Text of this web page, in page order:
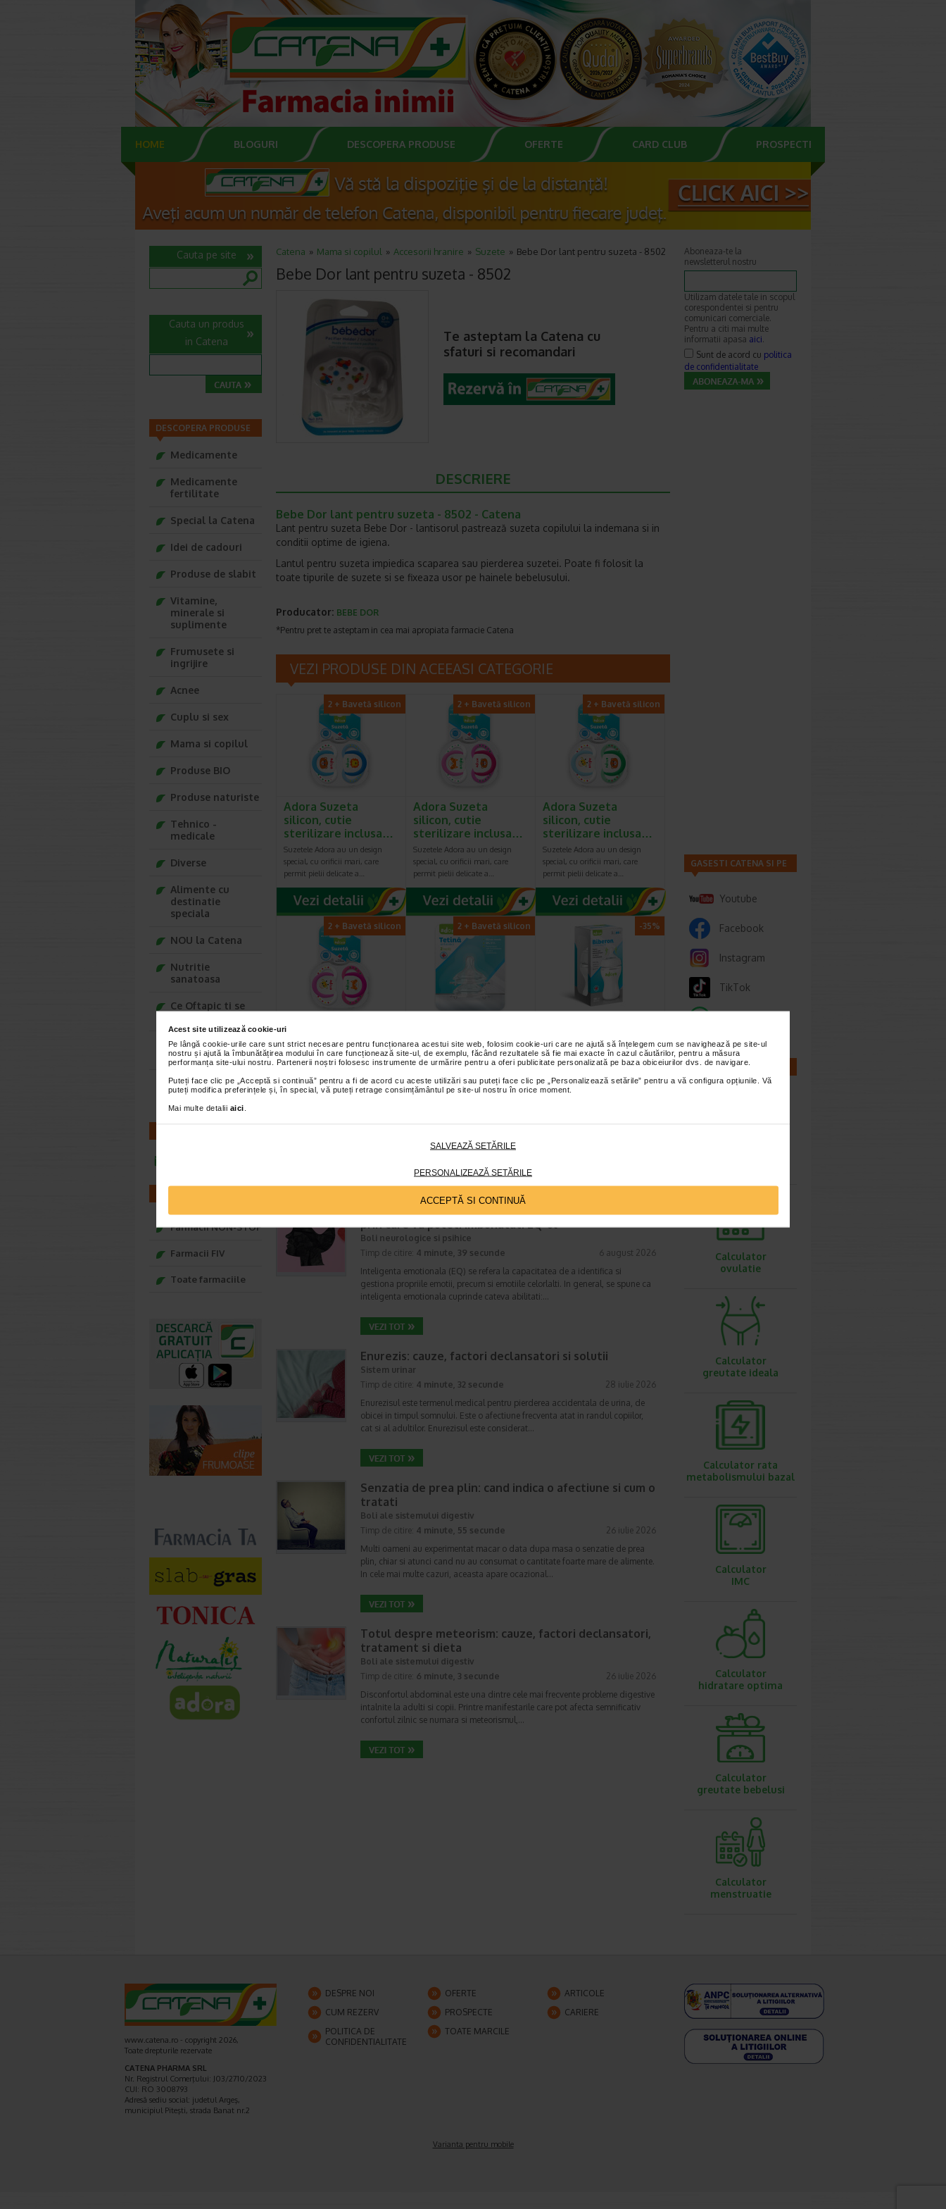
Acest site utilizează cookie-uri
Pe lângă cookie-urile care sunt strict necesare pentru funcționarea acestui site web, folosim cookie-uri care ne ajută să înțelegem cum se navighează pe site-ul
nostru și ajută la îmbunătățirea modului în care funcționează site-ul, de exemplu, făcând rezultatele să fie mai exacte în cazul căutărilor, pentru a măsura
performanța site-ului nostru. Partenerii noștri folosesc instrumente de urmărire pentru a oferi publicitate personalizată pe baza obiceiurilor dvs. de navigare.
Puteți face clic pe „Acceptă si continuă” pentru a fi de acord cu aceste utilizări sau puteți face clic pe „Personalizează setările” pentru a vă configura opțiunile. Vă
puteți modifica preferințele și, în special, vă puteți retrage consimțământul pe site-ul nostru în orice moment.
Mai multe detalii aici
SALVEAZĂ SETĂRILE
PERSONALIZEAZĂ SETĂRILE
ACCEPTĂ SI CONTINUĂ
HOME BLOGURI DESCOPERA PRODUSE OFERTE CARD CLUB PROSPECTE
Catena Mama si copilul Accesorii hranire Suzete Bebe Dor lant pentru suzeta - 8502
Bebe Dor lant pentru suzeta - 8502
Te asteptam la Catena cu
sfaturi si recomandari
DESCRIERE
Bebe Dor lant pentru suzeta - 8502 - Catena
Lant pentru suzeta Bebe Dor - lantisorul pastrează suzeta copilului la indemana si in
conditii optime de igiena.
Lantul pentru suzeta impiedica scaparea sau pierderea suzetei. Poate fi folosit la
toate tipurile de suzete si se fixeaza usor pe hainele bebelusului.
Producator: BEBE DOR
*Pentru pret te asteptam in cea mai apropiata farmacie Catena
VEZI PRODUSE DIN ACEEASI CATEGORIE
2 + Bavetă silicon
Adora Suzeta
silicon, cutie
sterilizare inclusa…
Suzetele Adora au un design
special, cu orificii mari, care
permit pielii delicate a…
2 + Bavetă silicon
Adora Suzeta
silicon, cutie
sterilizare inclusa…
Suzetele Adora au un design
special, cu orificii mari, care
permit pielii delicate a…
2 + Bavetă silicon
Adora Suzeta
silicon, cutie
sterilizare inclusa…
Suzetele Adora au un design
special, cu orificii mari, care
permit pielii delicate a…
2 + Bavetă silicon
Adora Suzeta
silicon, cutie
sterilizare inclusa…
special, cu orificii mari, care
permit pielii delicate a…
2 + Bavetă silicon
flux rapid 6 luni+, 2
bucati, ADORA
functie de etapa de dezvoltare a
micutului tau. Forma tetinei…
-35%
gat larg si tetina
anticolici, 3-6 luni…
permite umplerea usoara a
acestuia, iar tetina cu valva…
CELE MAI RECENTE ARTICOLE
prin care va puteti imbunatati EQ-ul
Boli neurologice si psihice
Timp de citire: 4 minute, 39 secunde
6 august 2026
Inteligenta emotionala (EQ) se refera la capacitatea de a identifica si
gestiona propriile emotii, precum si emotiile celorlalti. In general, se spune ca
inteligenta emotionala cuprinde cateva abilitati:…
Enurezis: cauze, factori declansatori si solutii
Sistem urinar
Timp de citire: 4 minute, 32 secunde
28 iulie 2026
Enurezisul este termenul medical pentru pierderea accidentala de urina, de
obicei in timpul somnului. Este o afectiune frecventa atat in randul copiilor,
cat si al adultilor. Enurezisul este considerat…
Senzatia de prea plin: cand indica o afectiune si cum o
tratati
Boli ale sistemului digestiv
Timp de citire: 4 minute, 55 secunde
26 iulie 2026
Multi oameni au experimentat macar o data dupa masa o senzatie de prea
plin, chiar si atunci cand nu au consumat o cantitate foarte mare de alimente.
In cele mai multe cazuri, aceasta apare ocazional…
Totul despre meteorism: cauze, factori declansatori,
tratament si dieta
Boli ale sistemului digestiv
Timp de citire: 6 minute, 3 secunde
26 iulie 2026
Disconfortul abdominal este una dintre cele mai frecvente probleme digestive
intalnite la adulti si copii. Printre manifestarile care pot afecta semnificativ
confortul zilnic se numara si meteorismul,…
Cauta pe site
Cauta un produs
in Catena
DESCOPERA PRODUSE
Medicamente
Medicamente
fertilitate
Special la Catena
Idei de cadouri
Produse de slabit
Vitamine,
minerale si
suplimente
Frumusete si
ingrijire
Acnee
Cuplu si sex
Mama si copilul
Produse BIO
Produse naturiste
Tehnico -
medicale
Diverse
Alimente cu
destinatie
speciala
NOU la Catena
Nutritie
sanatoasa
Ce Oftapic ti se
Adora – Adorabili
din prima clipa
Seturi cadou
Baylis&Harding
Farmacii NON-STOP
Farmacii FIV
Toate farmaciile
Aboneaza-te la
newsletterul nostru
Utilizam datele tale in scopul
corespondentei si pentru
comunicari comerciale.
Pentru a citi mai multe
informatii apasa aici.
Sunt de acord cu politica
de confidentialitate
GASESTI CATENA SI PE
Youtube
Facebook
Instagram
TikTok
CALCULATOARE
Calculator
ovulatie
Calculator
greutate ideala
Calculator rata
metabolismului bazal
Calculator
IMC
Calculator
hidratare optima
Calculator
greutate bebelusi
Calculator
menstruatie
www.catena.ro - copyright 2026,
Toate drepturile rezervate
CATENA PHARMA SRL
Nr. Registrul Comerţului: J03/2710/2023
CUI: RO 3008793
Adresă sediu social: judetul Argeş,
municipiul Piteşti, strada Banat nr.2
DESPRE NOI OFERTE
ARTICOLE
CUM REZERV
PROSPECTE
CARIERE
POLITICA DE
CONFIDENTIALITATE
TOATE MARCILE
Varianta pentru mobile